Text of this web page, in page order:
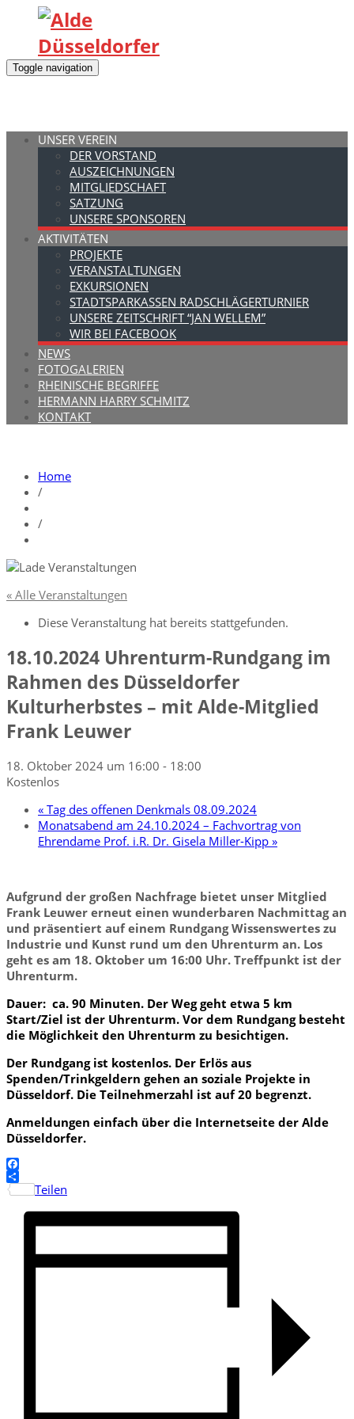
Toggle navigation
UNSER VEREIN
DER VORSTAND
AUSZEICHNUNGEN
MITGLIEDSCHAFT
SATZUNG
UNSERE SPONSOREN
AKTIVITÄTEN
PROJEKTE
VERANSTALTUNGEN
EXKURSIONEN
STADTSPARKASSEN RADSCHLÄGERTURNIER
UNSERE ZEITSCHRIFT “JAN WELLEM”
WIR BEI FACEBOOK
NEWS
FOTOGALERIEN
RHEINISCHE BEGRIFFE
HERMANN HARRY SCHMITZ
KONTAKT
Home
/
/
« Alle Veranstaltungen
Diese Veranstaltung hat bereits stattgefunden.
18.10.2024 Uhrenturm-Rundgang im
Rahmen des Düsseldorfer
Kulturherbstes – mit Alde-Mitglied
Frank Leuwer
18. Oktober 2024 um 16:00 - 18:00
Kostenlos
« Tag des offenen Denkmals 08.09.2024
Monatsabend am 24.10.2024 – Fachvortrag von
Ehrendame Prof. i.R. Dr. Gisela Miller-Kipp »
Aufgrund der großen Nachfrage bietet unser Mitglied
Frank Leuwer erneut einen wunderbaren Nachmittag an
und präsentiert auf einem Rundgang Wissenswertes zu
Industrie und Kunst rund um den Uhrenturm an. Los
geht es am 18. Oktober um 16:00 Uhr. Treffpunkt ist der
Uhrenturm.
Dauer: ca. 90 Minuten. Der Weg geht etwa 5 km
Start/Ziel ist der Uhrenturm. Vor dem Rundgang besteht
die Möglichkeit den Uhrenturm zu besichtigen.
Der Rundgang ist kostenlos. Der Erlös aus
Spenden/Trinkgeldern gehen an soziale Projekte in
Düsseldorf. Die Teilnehmerzahl ist auf 20 begrenzt.
Anmeldungen einfach über die Internetseite der Alde
Düsseldorfer.
Facebook
Teilen